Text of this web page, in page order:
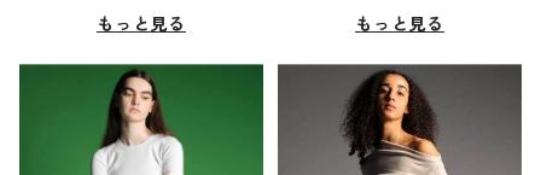
もっと見る
もっと見る